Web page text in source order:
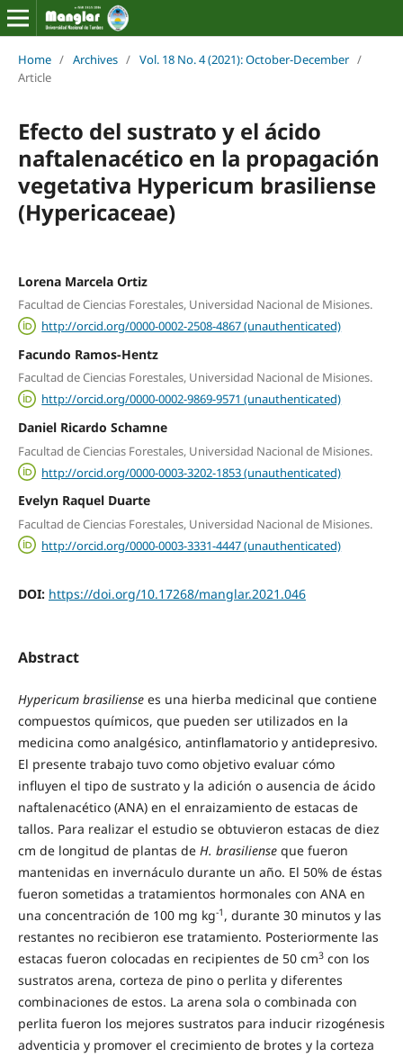
Home / Archives / Vol. 18 No. 4 (2021): October-December /
Article
Efecto del sustrato y el ácido
naftalenacético en la propagación
vegetativa Hypericum brasiliense
(Hypericaceae)
Lorena Marcela Ortiz
Facultad de Ciencias Forestales, Universidad Nacional de Misiones.
http://orcid.org/0000-0002-2508-4867 (unauthenticated)
Facundo Ramos-Hentz
Facultad de Ciencias Forestales, Universidad Nacional de Misiones.
http://orcid.org/0000-0002-9869-9571 (unauthenticated)
Daniel Ricardo Schamne
Facultad de Ciencias Forestales, Universidad Nacional de Misiones.
http://orcid.org/0000-0003-3202-1853 (unauthenticated)
Evelyn Raquel Duarte
Facultad de Ciencias Forestales, Universidad Nacional de Misiones.
http://orcid.org/0000-0003-3331-4447 (unauthenticated)
DOI: https://doi.org/10.17268/manglar.2021.046
Abstract
Hypericum brasiliensees una hierba medicinal que contiene
compuestos químicos, que pueden ser utilizados en la
medicina como analgésico, antinflamatorio y antidepresivo.
El presente trabajo tuvo como objetivo evaluar cómo
influyen el tipo de sustrato y la adición o ausencia de ácido
naftalenacético (ANA) en el enraizamiento de estacas de
tallos. Para realizar el estudio se obtuvieron estacas de diez
cm de longitud de plantas de H. brasilienseque fueron
mantenidas en invernáculo durante un año. El 50% de éstas
fueron sometidas a tratamientos hormonales con ANA en
una concentración de 100 mg kg-1 , durante 30 minutos y las
restantes no recibieron ese tratamiento. Posteriormente las
estacas fueron colocadas en recipientes de 50 cm3con los
sustratos arena, corteza de pino o perlita y diferentes
combinaciones de estos. La arena sola o combinada con
perlita fueron los mejores sustratos para inducir rizogénesis
adventicia y promover el crecimiento de brotes y la corteza